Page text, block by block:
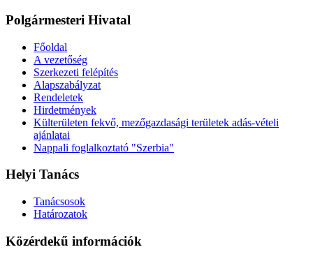
Polgármesteri Hivatal
Főoldal
A vezetőség
Szerkezeti felépítés
Alapszabályzat
Rendeletek
Hirdetmények
Külterületen fekvő, mezőgazdasági területek adás-vételi
ajánlatai
Nappali foglalkoztató "Szerbia"
Helyi Tanács
Tanácsosok
Határozatok
Közérdekű információk